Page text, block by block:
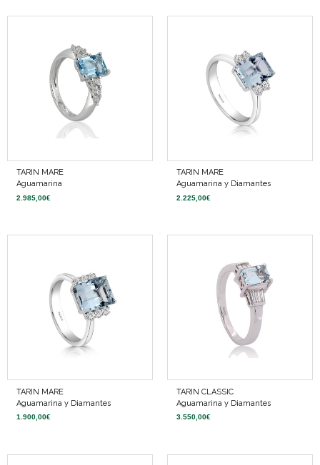
Aguamarina
2.985,00€
Aguamarina y Diamantes
2.225,00€
Aguamarina y Diamantes
1.900,00€
Aguamarina y Diamantes
3.550,00€